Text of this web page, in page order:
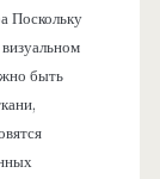
Поскольку
быть